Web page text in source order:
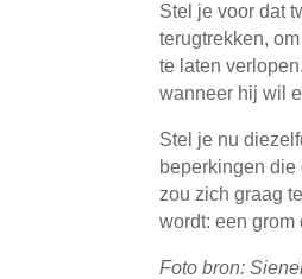
Stel je voor dat
terugtrekken,
te laten
wanneer hij wil
Stel je nu
beperkingen
zou zich graag
wordt: een
Foto bron: